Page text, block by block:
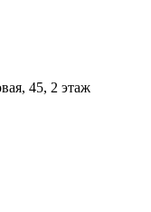
45, 2 этаж